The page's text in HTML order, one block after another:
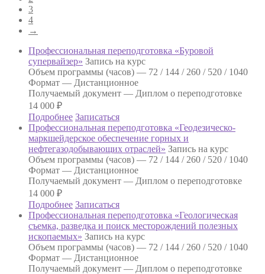
3
4
→
Профессиональная переподготовка «Буровой
супервайзер» Запись на курс
Объем программы (часов) — 72 / 144 / 260 / 520 / 1040
Формат — Дистанционное
Получаемый документ — Диплом о переподготовке
14 000 ₽
Подробнее Записаться
Профессиональная переподготовка «Геодезическо-
маркшейдерское обеспечение горных и
нефтегазодобывающих отраслей» Запись на курс
Объем программы (часов) — 72 / 144 / 260 / 520 / 1040
Формат — Дистанционное
Получаемый документ — Диплом о переподготовке
14 000 ₽
Подробнее Записаться
Профессиональная переподготовка «Геологическая
съемка, разведка и поиск месторождений полезных
ископаемых» Запись на курс
Объем программы (часов) — 72 / 144 / 260 / 520 / 1040
Формат — Дистанционное
Получаемый документ — Диплом о переподготовке